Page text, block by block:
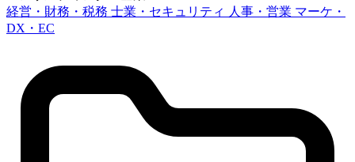
経営・財務・税務 士業・セキュリティ 人事・営業 マーケ・
DX・EC